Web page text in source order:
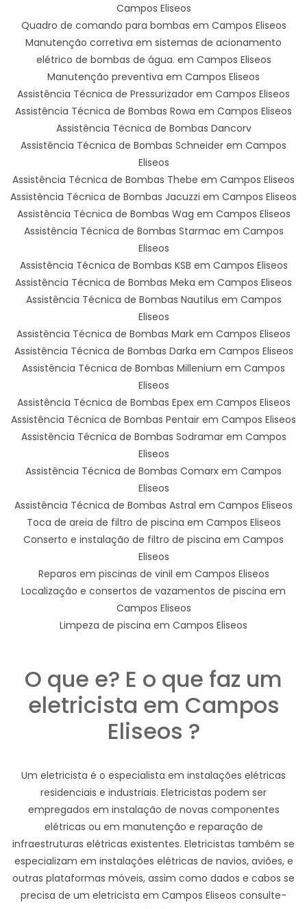
Campos Eliseos
Quadro de comando para bombas em Campos Eliseos
Manutenção corretiva em sistemas de acionamento
elétrico de bombas de água. em Campos Eliseos
Manutenção preventiva em Campos Eliseos
Assistência Técnica de Pressurizador em Campos Eliseos
Assistência Técnica de Bombas Rowa em Campos Eliseos
Assistência Técnica de Bombas Dancorv
Assistência Técnica de Bombas Schneider em Campos
Eliseos
Assistência Técnica de Bombas Thebe em Campos Eliseos
Assistência Técnica de Bombas Jacuzzi em Campos Eliseos
Assistência Técnica de Bombas Wag em Campos Eliseos
Assistência Técnica de Bombas Starmac em Campos
Eliseos
Assistência Técnica de Bombas KSB em Campos Eliseos
Assistência Técnica de Bombas Meka em Campos Eliseos
Assistência Técnica de Bombas Nautilus em Campos
Eliseos
Assistência Técnica de Bombas Mark em Campos Eliseos
Assistência Técnica de Bombas Darka em Campos Eliseos
Assistência Técnica de Bombas Millenium em Campos
Eliseos
Assistência Técnica de Bombas Epex em Campos Eliseos
Assistência Técnica de Bombas Pentair em Campos Eliseos
Assistência Técnica de Bombas Sodramar em Campos
Eliseos
Assistência Técnica de Bombas Comarx em Campos
Eliseos
Assistência Técnica de Bombas Astral em Campos Eliseos
Toca de areia de filtro de piscina em Campos Eliseos
Conserto e instalação de filtro de piscina em Campos
Eliseos
Reparos em piscinas de vinil em Campos Eliseos
Localização e consertos de vazamentos de piscina em
Campos Eliseos
Limpeza de piscina em Campos Eliseos
O que e? E o que faz um
eletricista em Campos
Eliseos ?
Um eletricista é o especialista em instalações elétricas
residenciais e industriais. Eletricistas podem ser
empregados em instalação de novas componentes
elétricas ou em manutenção e reparação de
infraestruturas elétricas existentes. Eletricistas também se
especializam em instalações elétricas de navios, aviões, e
outras plataformas móveis, assim como dados e cabos se
precisa de um eletricista em Campos Eliseos consulte-